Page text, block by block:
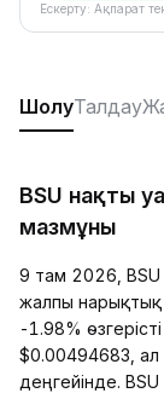
Ескерту: Ақпарат
ШолуТалдау
BSU нақты
мазмұны
9 там 2026,
жалпы нарықтық
-1.98%
$0.00494683, ал
деңгейінде.